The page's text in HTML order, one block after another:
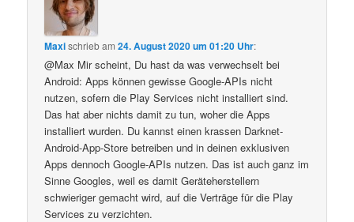
Maxischriebam24. August 2020 um 01:20 Uhr:
@Max Mir scheint, Du hast da was verwechselt bei
Android: Apps können gewisse Google-APIs nicht
nutzen, sofern die Play Services nicht installiert sind.
Das hat aber nichts damit zu tun, woher die Apps
installiert wurden. Du kannst einen krassen Darknet-
Android-App-Store betreiben und in deinen exklusiven
Apps dennoch Google-APIs nutzen. Das ist auch ganz im
Sinne Googles, weil es damit Geräteherstellern
schwieriger gemacht wird, auf die Verträge für die Play
Services zu verzichten.